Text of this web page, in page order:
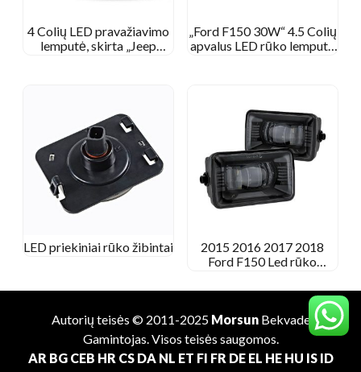
4 Colių LED pravažiavimo
lemputė, skirta „Jeep
„Ford F150 30W“ 4.5 Colių
apvalus LED rūko lemputė
LED priekiniai rūko žibintai
2015 2016 2017 2018
Ford F150 Led rūko
Autorių teisės © 2011-2025 MorsunBekvade
Gamintojas. Visos teisės saugomos.
AR BG CEB HR CS DA NL ET FI FR DE EL HE HU IS ID